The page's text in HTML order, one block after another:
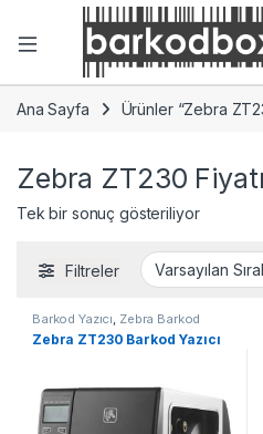
Ana Sayfa Ürünler “Zebra
Zebra ZT230 Fiyatı
Tek bir sonuç gösteriliyor
Filtreler
Barkod Yazıcı Zebra Barkod
Zebra ZT230 Barkod Yazıcı